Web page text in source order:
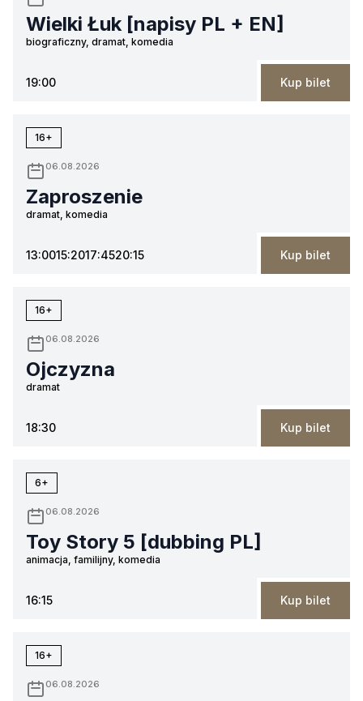
Wielki Łuk [napisy PL + EN]
biograficzny, dramat, komedia
19:00 Kup bilet
16+
06.08.2026
Zaproszenie
dramat, komedia
13:0015:2017:4520:15 Kup bilet
16+
06.08.2026
Ojczyzna
dramat
18:30 Kup bilet
6+
06.08.2026
Toy Story 5 [dubbing PL]
animacja, familijny, komedia
16:15 Kup bilet
16+
06.08.2026